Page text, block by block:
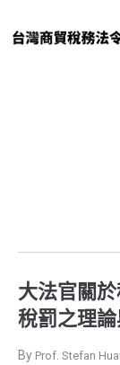
大法官關
稅罰之理
Prof. Stefan